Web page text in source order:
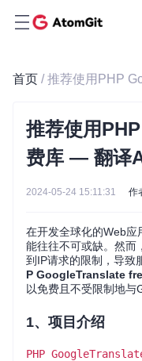
首页
推荐使用
费库 — 翻译
2024-05-24 15:11:31 作
在开发全球化的Web应
能往往不可或缺。然而
到IP请求的限制，导致
P GoogleTranslate
以免费且不受限制地与
1、项目介绍
PHP